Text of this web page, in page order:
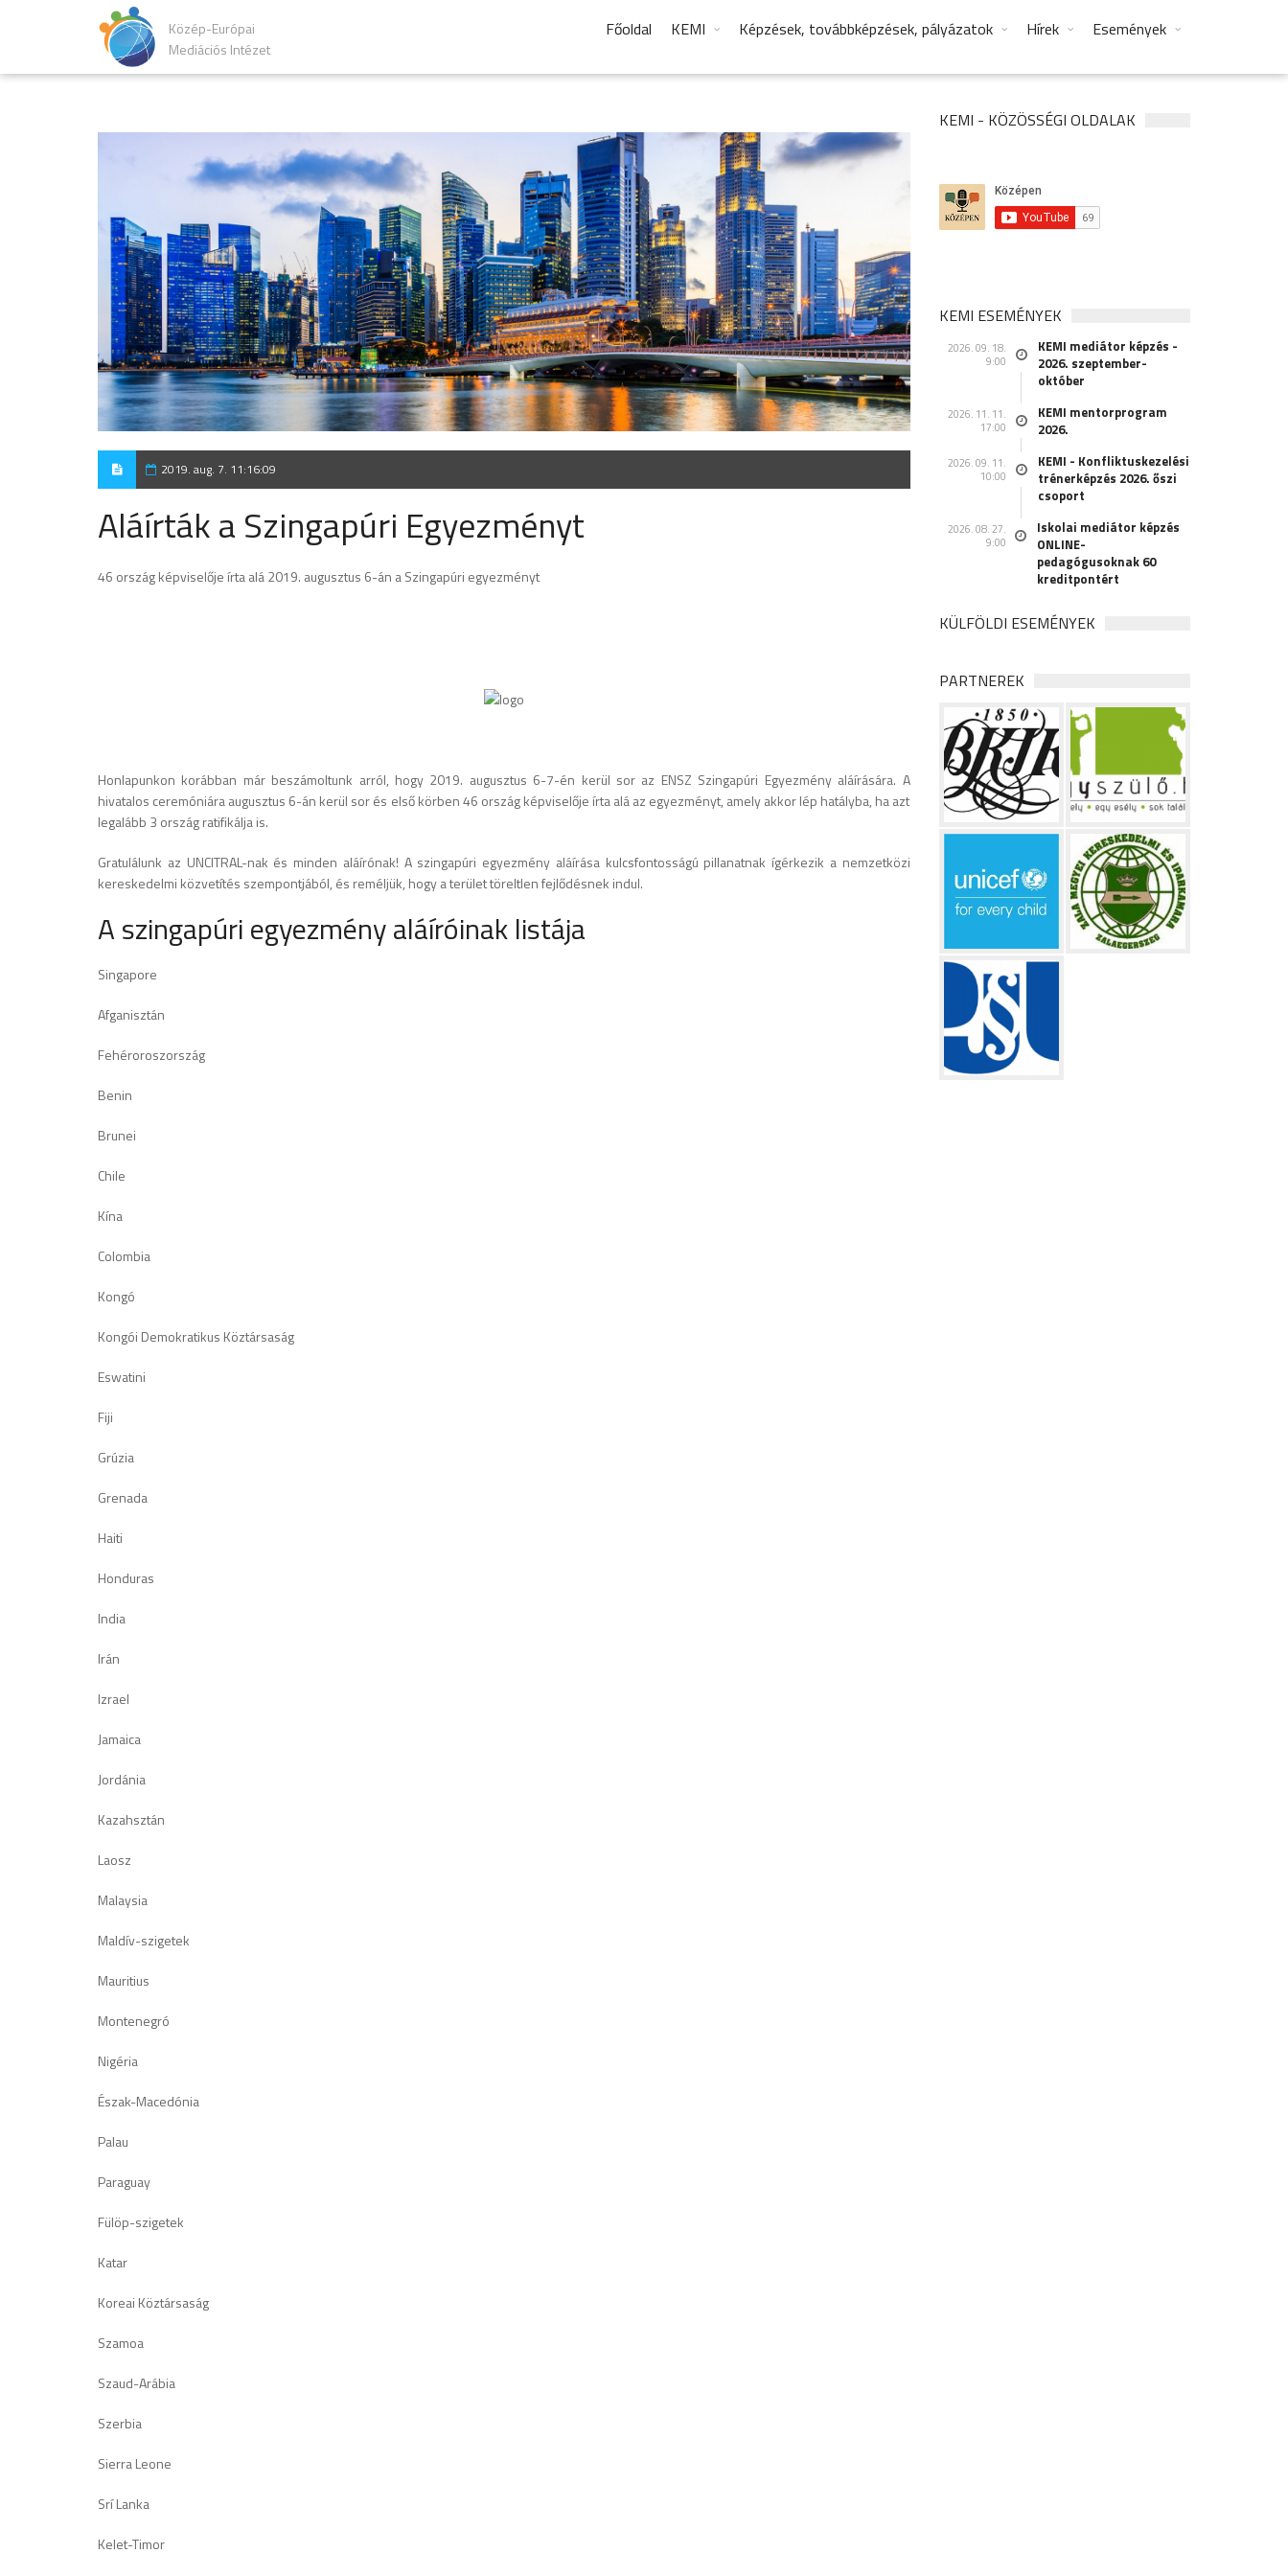
Közép-Európai
Mediációs Intézet
Főoldal KEMI Képzések, továbbképzések, pályázatok Hírek Események
2019. aug. 7. 11:16:09
Aláírták a Szingapúri Egyezményt
46 ország képviselője írta alá 2019. augusztus 6-án a Szingapúri egyezményt
Honlapunkon korábban már beszámoltunk arról, hogy 2019. augusztus 6-7-én kerül sor az ENSZ Szingapúri Egyezmény aláírására. A
hivatalos ceremóniára augusztus 6-án kerül sor és első körben 46 ország képviselője írta alá az egyezményt, amely akkor lép hatályba, ha azt
legalább 3 ország ratifikálja is.
Gratulálunk az UNCITRAL-nak és minden aláírónak! A szingapúri egyezmény aláírása kulcsfontosságú pillanatnak ígérkezik a nemzetközi
kereskedelmi közvetítés szempontjából, és reméljük, hogy a terület töreltlen fejlődésnek indul.
A szingapúri egyezmény aláíróinak listája
Singapore
Afganisztán
Fehéroroszország
Benin
Brunei
Chile
Kína
Colombia
Kongó
Kongói Demokratikus Köztársaság
Eswatini
Fiji
Grúzia
Grenada
Haiti
Honduras
India
Irán
Izrael
Jamaica
Jordánia
Kazahsztán
Laosz
Malaysia
Maldív-szigetek
Mauritius
Montenegró
Nigéria
Észak-Macedónia
Palau
Paraguay
Fülöp-szigetek
Katar
Koreai Köztársaság
Szamoa
Szaud-Arábia
Szerbia
Sierra Leone
Srí Lanka
Kelet-Timor
KEMI - KÖZÖSSÉGI OLDALAK
KEMI ESEMÉNYEK
2026. 09. 18.
9:00
KEMI mediátor képzés -
2026. szeptember-
október
2026. 11. 11.
17:00
KEMI mentorprogram
2026.
2026. 09. 11.
10:00
KEMI - Konfliktuskezelési
trénerképzés 2026. őszi
csoport
2026. 08. 27.
9:00
Iskolai mediátor képzés
ONLINE-
pedagógusoknak 60
kreditpontért
KÜLFÖLDI ESEMÉNYEK
PARTNEREK